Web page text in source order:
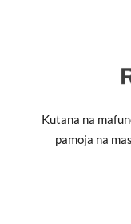
Kutana na
pamoja na